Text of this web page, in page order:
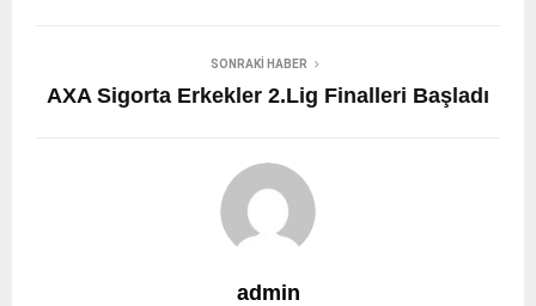
SONRAKI HABER
AXA Sigorta Erkekler 2.Lig Finalleri Başladı
admin